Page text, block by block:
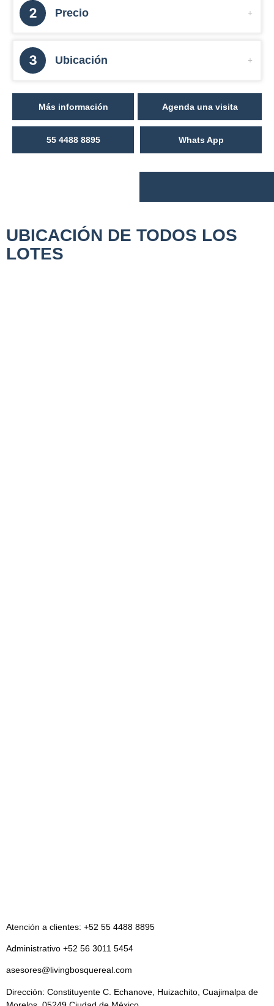
Precio
Ubicación
Más información Agenda una visita
55 4488 8895 Whats App
UBICACIÓN DE TODOS LOS
LOTES
Atención a clientes: +52 55 4488 8895
Administrativo +52 56 3011 5454
asesores@livingbosquereal.com
Dirección: Constituyente C. Echanove, Huizachito, Cuajimalpa de